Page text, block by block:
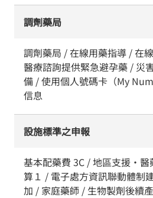
調劑藥局
調劑藥局 / 在線用藥指導 / 在
醫療諮詢提供緊急避孕藥 / 災
備 / 使用個人號碼卡（My
信息
設施標準之申報
基本配藥費 3C / 地區支援・
算１ / 電子處方資訊聯動體制
加 / 家庭藥師 / 生物製劑後續